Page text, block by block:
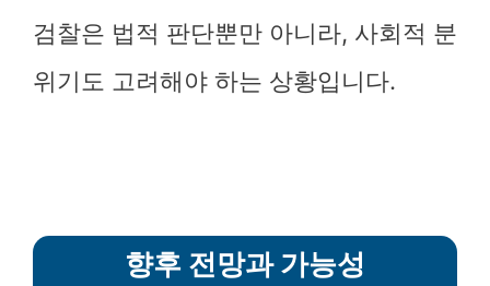
검찰은 법적 판단뿐만 아니라, 사회적 분
위기도 고려해야 하는 상황입니다.
향후 전망과 가능성